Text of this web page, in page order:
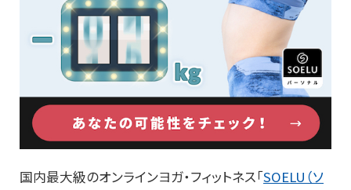
国内最大級のオンラインヨガ・フィットネス「SOELU（ソ